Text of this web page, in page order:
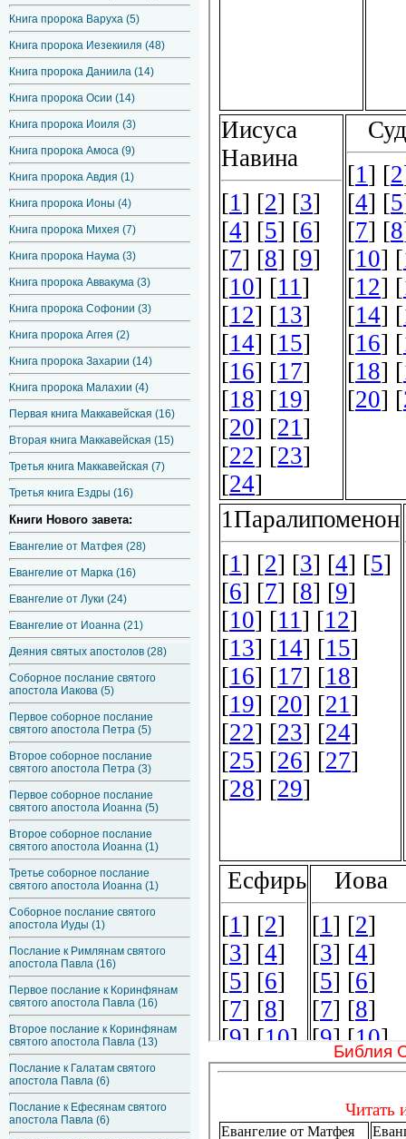
Книга пророка Варуха (5)
Книга пророка Иезекииля (48)
Книга пророка Даниила (14)
Книга пророка Осии (14)
Книга пророка Иоиля (3)
Книга пророка Амоса (9)
Книга пророка Авдия (1)
Книга пророка Ионы (4)
Книга пророка Михея (7)
Книга пророка Наума (3)
Книга пророка Аввакума (3)
Книга пророка Софонии (3)
Книга пророка Аггея (2)
Книга пророка Захарии (14)
Книга пророка Малахии (4)
Первая книга Маккавейская (16)
Вторая книга Маккавейская (15)
Третья книга Маккавейская (7)
Третья книга Ездры (16)
Книги Нового завета:
Евангелие от Матфея (28)
Евангелие от Марка (16)
Евангелие от Луки (24)
Евангелие от Иоанна (21)
Деяния святых апостолов (28)
Соборное послание святого
апостола Иакова (5)
Первое соборное послание
святого апостола Петра (5)
Второе соборное послание
святого апостола Петра (3)
Первое соборное послание
святого апостола Иоанна (5)
Второе соборное послание
святого апостола Иоанна (1)
Третье соборное послание
святого апостола Иоанна (1)
Соборное послание святого
апостола Иуды (1)
Послание к Римлянам святого
апостола Павла (16)
Первое послание к Коринфянам
святого апостола Павла (16)
Второе послание к Коринфянам
святого апостола Павла (13)
Послание к Галатам святого
апостола Павла (6)
Послание к Ефесянам святого
апостола Павла (6)
Библия